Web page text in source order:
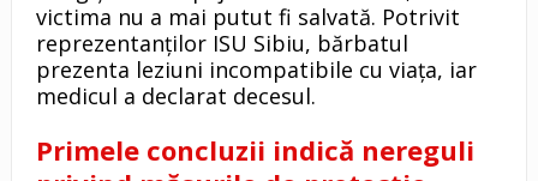
victima nu a mai putut fi salvată. Potrivit
reprezentanților ISU Sibiu, bărbatul
prezenta leziuni incompatibile cu viața, iar
medicul a declarat decesul.
Primele concluzii indică nereguli